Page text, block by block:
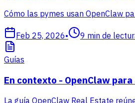
Cómo las pymes usan OpenClaw
Feb 25, 2026• 9 min de
Guías
En contexto - OpenClaw
La guía OpenClaw Real Estate